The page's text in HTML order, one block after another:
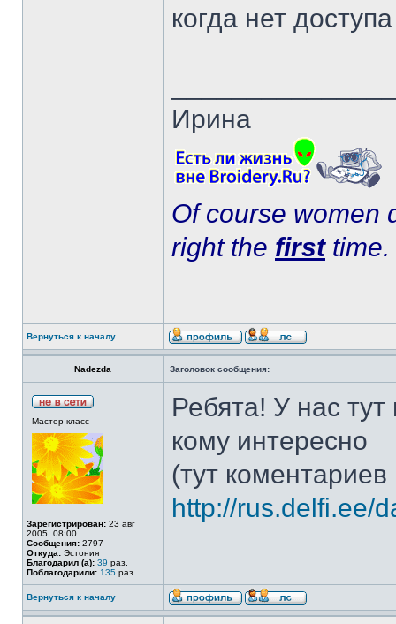
когда нет
Ирина
Of course women
right the firsttime.
Вернуться к началу
Nadezda Заголовок сообщения:
Мастер-класс
Зарегистрирован: 23 авг
2005, 08:00
Сообщения: 2797
Откуда: Эстония
Благодарил (а): 39 раз.
Поблагодарили: 135 раз.
Ребята! У нас
кому интересно
(тут
http://rus.delfi.ee/
Вернуться к началу